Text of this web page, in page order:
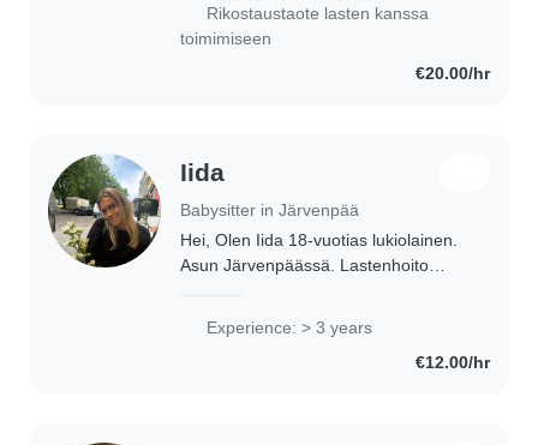
Rikostaustaote lasten kanssa
toimimiseen
€20.00/hr
Iida
Babysitter in Järvenpää
Hei, Olen Iida 18-vuotias lukiolainen.
Asun Järvenpäässä. Lastenhoito
kuoron lapsiparkissa, ja välillä
Experience: > 3 years
€12.00/hr